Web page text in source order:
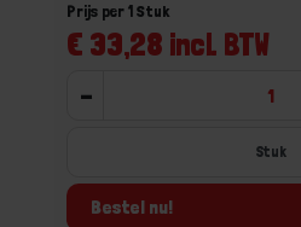
€ 33,28 incl. BTW
Prijs per 1 Stuk
-
Stuk
Bestel nu!